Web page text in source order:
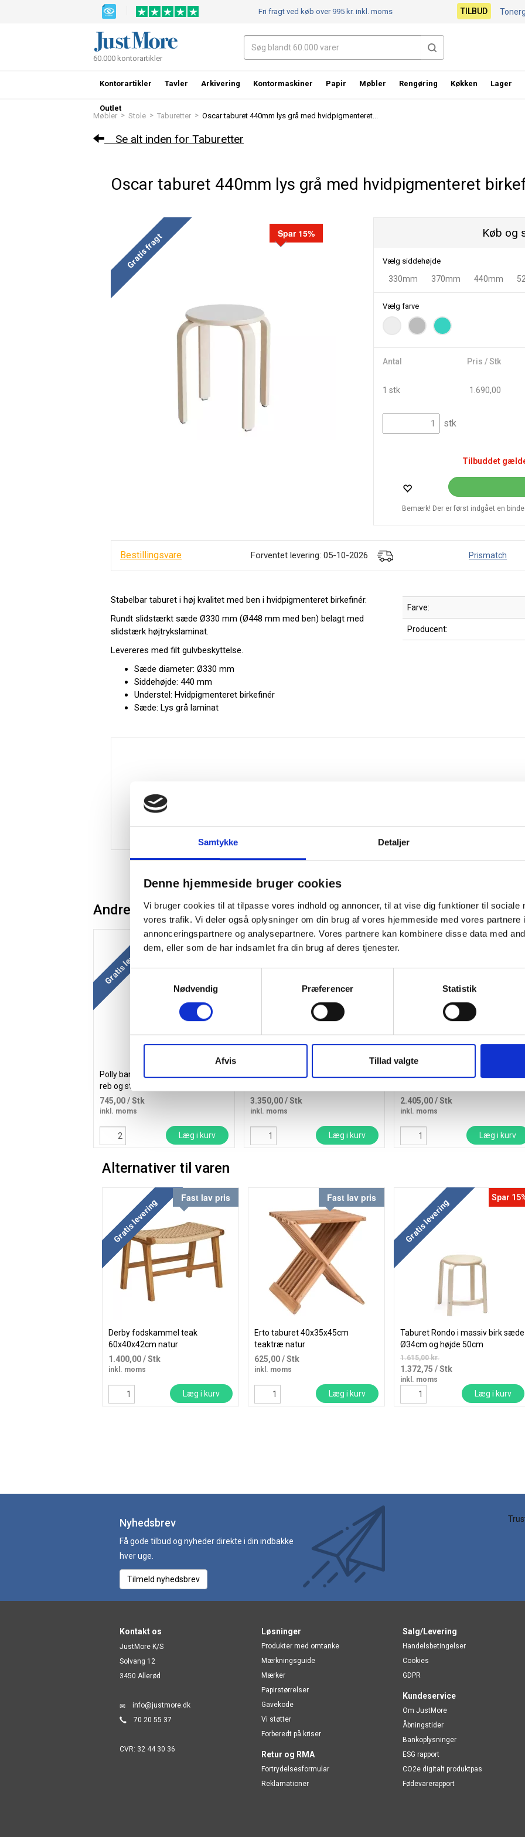
Samtykke Detaljer
Denne hjemmeside bruger cookies
Vi bruger cookies til at tilpasse vores indhold og annoncer, til at vise dig funktioner til sociale
vores trafik. Vi deler også oplysninger om din brug af vores hjemmeside med vores partnere
annonceringspartnere og analysepartnere. Vores partnere kan kombinere disse data med
dem, eller som de har indsamlet fra din brug af deres tjenester.
Samtykkevalg
Nødvendig
Præferencer Statistik
Afvis Tillad valgte
Møbler > Stole > Taburetter > Oscar taburet 440mm lys grå med hvidpigmenteret...
Se alt inden for Taburetter
Oscar taburet 440mm lys grå med hvidpigmenteret
Gratis fragt Spar 15% Køb og
Vælg siddehøjde
330mm 370mm 440mm
Vælg farve
Antal Pris / Stk
1 stk 1.690,00
stk
Tilbuddet
Bemærk! Der er først indgået en
Bestillingsvare Forventet levering: 05-10-2026 Prismatch
Stabelbar taburet i høj kvalitet med ben i hvidpigmenteret birkefinér.
Rundt slidstærkt sæde Ø330 mm (Ø448 mm med ben) belagt med
slidstærk højtrykslaminat.
Levereres med filt gulvbeskyttelse.
Sæde diameter: Ø330 mm
Siddehøjde: 440 mm
Understel: Hvidpigmenteret birkefinér
Sæde: Lys grå laminat
Farve:
Producent:
Andre kunder købte også
Gratis levering
Polly barstol 66cm sort med flettet
reb og stålben
745,00/ Stk
inkl. moms
Læg i kurv
Gratis levering
Knæstøttestol Varier Variable
3.350,00/ Stk
inkl. moms
Læg i kurv
Køb mere og spar
Gratis levering
Office kontorstol med sort stof og
2.405,00/ Stk
inkl. moms
Læg i kurv
Alternativer til varen
Gratis levering Fast lav pris
Derby fodskammel teak
60x40x42cm natur
1.400,00/ Stk
inkl. moms
Læg i kurv
Fast lav pris
Erto taburet 40x35x45cm
teaktræ natur
625,00/ Stk
inkl. moms
Læg i kurv
Gratis levering Spar
Taburet Rondo i massiv birk sæde
Ø34cm og højde 50cm
1.615,00 kr.
1.372,75 / Stk
inkl. moms
Læg i kurv
Fri fragt ved køb over 995 kr.inkl. moms TILBUD
60.000 kontorartikler
Kontorartikler Tavler Arkivering Kontormaskiner Papir Møbler Rengøring Køkken Lager
Outlet
Nyhedsbrev
Få gode tilbud og nyheder direkte i din indbakke
hver uge.
Tilmeld nyhedsbrev
Kontakt os
JustMore K/S
Solvang 12
3450 Allerød
info@justmore.dk
70 20 55 37
CVR: 32 44 30 36
Løsninger
Produkter med omtanke
Mærkningsguide
Mærker
Papirstørrelser
Gavekode
Vi støtter
Forberedt på kriser
Retur og RMA
Fortrydelsesformular
Reklamationer
Salg/Levering
Handelsbetingelser
Cookies
GDPR
Kundeservice
Om JustMore
Åbningstider
Bankoplysninger
ESG rapport
CO2e digitalt produktpas
Fødevarerapport